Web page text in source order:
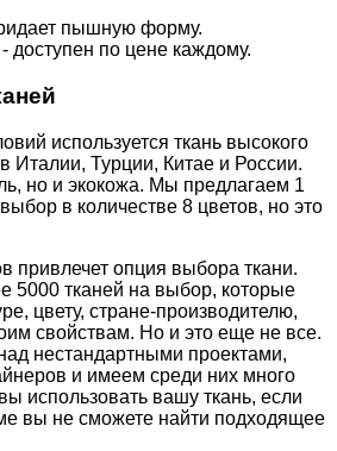
пышную форму.
доступен по цене каждому.
используется ткань высокого
Италии, Турции, Китае и России.
но и экокожа. Мы предлагаем 1
в количестве 8 цветов, но это
привлечет опция выбора ткани.
5000 тканей на выбор, которые
цвету, стране-производителю,
свойствам. Но и это еще не все.
нестандартными проектами,
и имеем среди них много
использовать вашу ткань, если
вы не сможете найти подходящее